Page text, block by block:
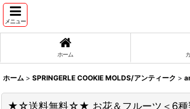
メニュー
ホーム
ホーム > SPRINGERLE COOKIE MOLDS/アンティーク >
★☆送料無料☆★ お花＆フルーツ＜6